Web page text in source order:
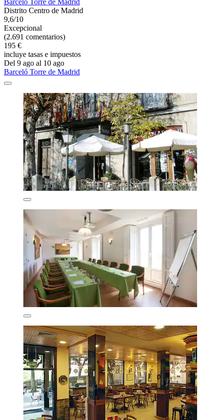
Barceló Torre de Madrid
Distrito Centro de Madrid
9,6/10
Excepcional
(2.691 comentarios)
195 €
incluye tasas e impuestos
Del 9 ago al 10 ago
Barceló Torre de Madrid